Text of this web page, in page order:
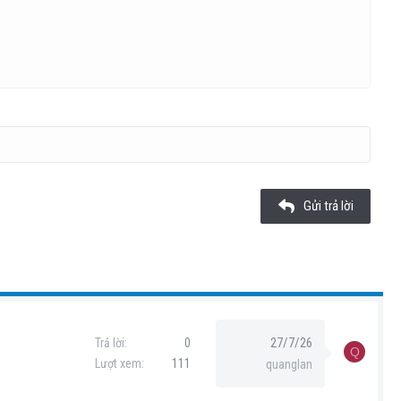
Gửi trả lời
Trả lời
0
Lượt xem
111
27/7/26
quanglan
Q